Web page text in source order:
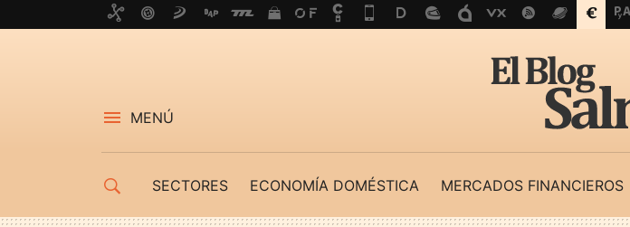
MENÚ
SECTORES ECONOMÍA DOMÉSTICA MERCADOS FINANCIEROS